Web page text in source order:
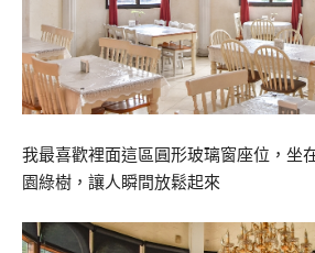
我最喜歡裡面這區圓形玻璃窗座位，坐
園綠樹，讓人瞬間放鬆起來